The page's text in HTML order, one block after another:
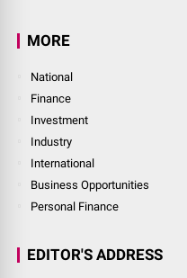
MORE
National
Finance
Investment
Industry
International
Business Opportunities
Personal Finance
EDITOR'S ADDRESS